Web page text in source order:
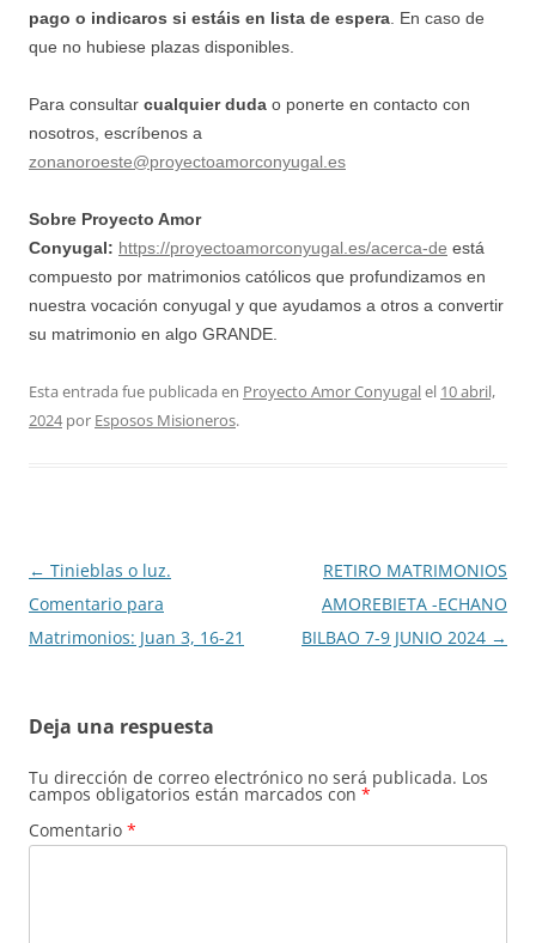
pago o indicaros si estáis en lista de espera . En caso de
que no hubiese plazas disponibles.
Para consultar cualquier duda o ponerte en contacto con
nosotros, escríbenos a
zonanoroeste@proyectoamorconyugal.es
Sobre Proyecto Amor
Conyugal: https://proyectoamorconyugal.es/acerca-de está
compuesto por matrimonios católicos que profundizamos en
nuestra vocación conyugal y que ayudamos a otros a convertir
su matrimonio en algo GRANDE.
Esta entrada fue publicada en Proyecto Amor Conyugalel 10 abril,
2024por Esposos Misioneros.
Navegación
de
entradas
← Tinieblas o luz.
Comentario para
Matrimonios: Juan 3, 16-21
RETIRO MATRIMONIOS
AMOREBIETA -ECHANO
BILBAO 7-9 JUNIO 2024 →
Deja una respuesta
Tu dirección de correo electrónico no será publicada. Los
campos obligatorios están marcados con *
Comentario *